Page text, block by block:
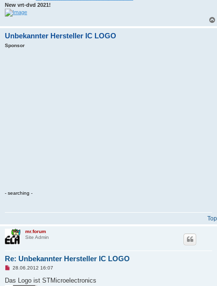
New vrt-dvd 2021!
Unbekannter Hersteller IC LOGO
Sponsor
- searching -
Top
mr.forum
Site Admin
Re: Unbekannter Hersteller IC LOGO
U
r
e
28.06.2012 16:07
Das Logo ist STMicroelectronics